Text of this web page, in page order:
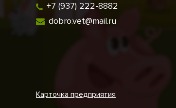
+7 (937) 222-8882
dobro.vet@mail.ru
Карточка предприятия